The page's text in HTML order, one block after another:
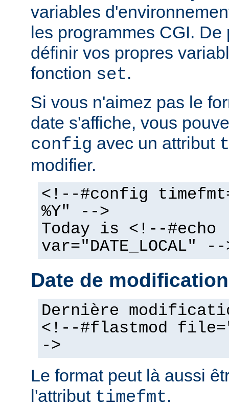
variables
les programmes CGI.
définir vos propres
fonction set.
Si vous n'aimez pas le
date s'affiche, vous
config avec un attribut
modifier.
<!--#config
%Y" -->
Today is <!--#echo
var="DATE_LOCAL" --
Date de
Dernière
<!--#flastmod
->
Le format peut là aussi
l'attribut timefmt.